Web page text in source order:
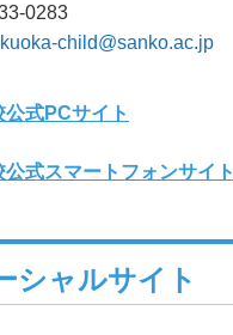
0283
child@sanko.ac.jp
公式PCサイト
公式スマートフォンサイト
シャルサイト